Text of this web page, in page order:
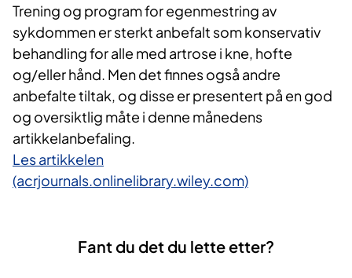
Trening og program for egenmestring av
sykdommen er sterkt anbefalt som konservativ
behandling for alle med artrose i kne, hofte
og/eller hånd. Men det finnes også andre
anbefalte tiltak, og disse er presentert på en god
og oversiktlig måte i denne månedens
artikkelanbefaling.
Les artikkelen
(acrjournals.onlinelibrary.wiley.com)
Fant du det du lette etter?